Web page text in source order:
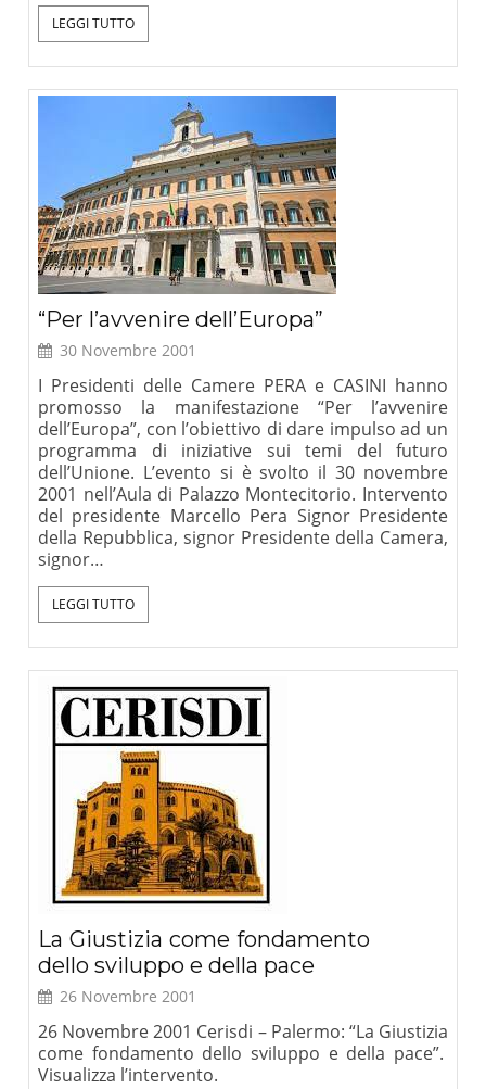
LEGGI TUTTO
“Per l’avvenire dell’Europa”
30 Novembre 2001
I Presidenti delle Camere PERA e CASINI hanno
promosso la manifestazione “Per l’avvenire
dell’Europa”, con l’obiettivo di dare impulso ad un
programma di iniziative sui temi del futuro
dell’Unione. L’evento si è svolto il 30 novembre
2001 nell’Aula di Palazzo Montecitorio. Intervento
del presidente Marcello Pera Signor Presidente
della Repubblica, signor Presidente della Camera,
signor…
LEGGI TUTTO
La Giustizia come fondamento
dello sviluppo e della pace
26 Novembre 2001
26 Novembre 2001 Cerisdi – Palermo: “La Giustizia
come fondamento dello sviluppo e della pace”.
Visualizza l’intervento.